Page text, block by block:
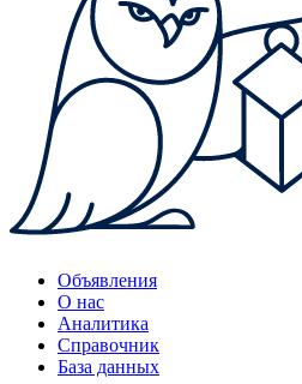
Объявления
О нас
Аналитика
Справочник
База данных